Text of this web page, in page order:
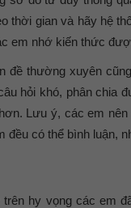
thời gian và hãy hệ
em nhớ kiến thức
đề thường xuyên
hỏi khó, phân chia
Lưu ý, các em nên
đều có thể bình luận,
trên hy vọng các em